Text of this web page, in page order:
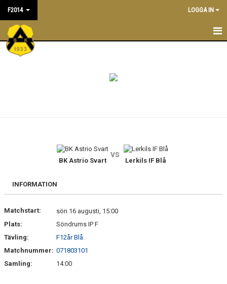
F2014 LOGGA IN
F2014
LEDARE/TRÄNARE
MATCHER
DOKUMENT
ÖVERGÅNGSPOLICY
BK Astrio Svart
vs
Lerkils IF Blå
INFORMATION
Matchstart:
sön 16 augusti, 15:00
Plats:
Söndrums IP F
Tävling:
F12år Blå
Matchnummer: 071803101
Samling:
14:00